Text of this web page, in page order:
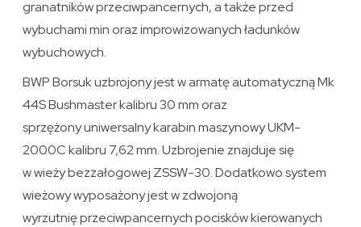
granatników przeciwpancernych, a także przed
wybuchami min oraz improwizowanych ładunków
wybuchowych.
BWP Borsuk uzbrojony jest w armatę automatyczną Mk
44S Bushmaster kalibru 30 mm oraz
sprzężony uniwersalny karabin maszynowy UKM-
2000C kalibru 7,62 mm. Uzbrojenie znajduje się
w wieży bezzałogowej ZSSW-30. Dodatkowo system
wieżowy wyposażony jest w zdwojoną
wyrzutnię przeciwpancernych pocisków kierowanych